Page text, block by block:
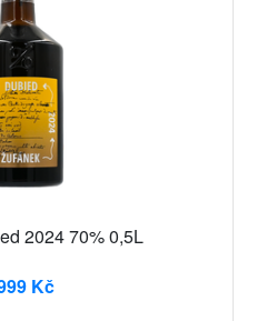
2024 70% 0,5L
Kč